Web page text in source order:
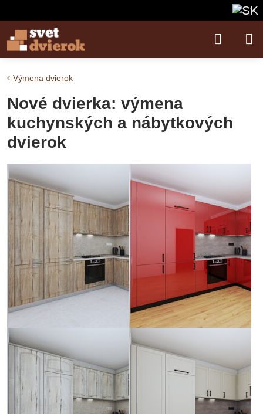
Výmena dvierok
Nové dvierka: výmena
kuchynských a nábytkových
dvierok